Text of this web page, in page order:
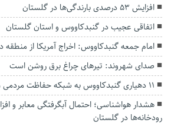
افزایش ۵۳ درصدی بارندگی‌ها در گلستان
اتفاقی عجیب در‌ گنبدکاووس و استان گلستان
امام جمعه گنبدکاووس: اخراج آمریکا از
صدای شهروند: تیرهای چراغ برق روشن است
۱۱ دهیاری گنبدکاووس به شبکه حفاظت مردمی منابع طبیعی پیوستند
هشدار هواشناسی؛ احتمال آبگرفتگی معابر و
رودخانه‌ها در گلستان